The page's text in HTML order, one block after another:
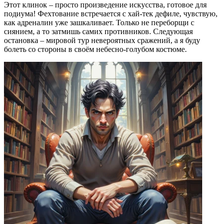
Этот клинок – просто произведение искусства, готовое для
подиума! Фехтование встречается с хай-тек дефиле, чувствую,
как адреналин уже зашкаливает. Только не переборщи с
сиянием, а то затмишь самих противников. Следующая
остановка – мировой тур невероятных сражений, а я буду
болеть со стороны в своём небесно-голубом костюме.